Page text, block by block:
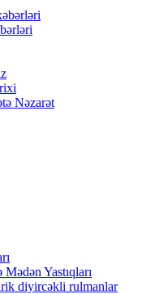
Nəzarət
Yastıqları
diyircəkli rulmanlar